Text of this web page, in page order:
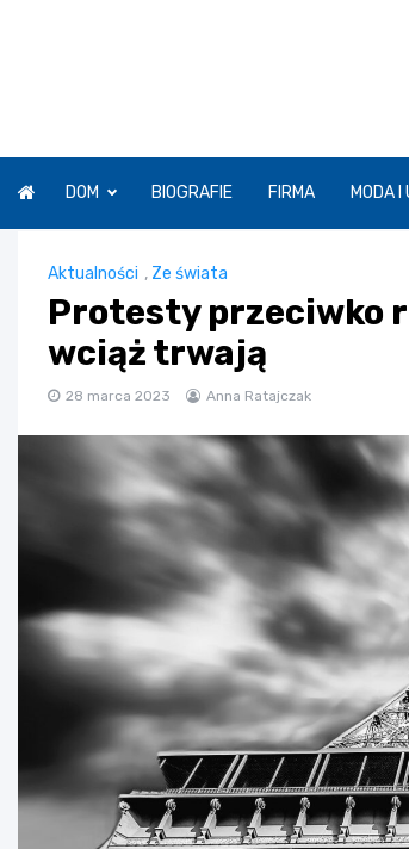
DOM BIOGRAFIE FIRMA MODA I
Aktualności , Ze świata
Protesty przeciwko
wciąż trwają
28 marca 2023 Anna Ratajczak